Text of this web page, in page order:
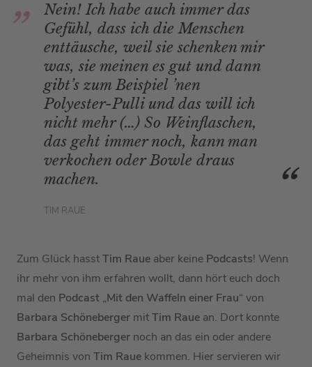
Nein! Ich habe auch immer das
Gefühl, dass ich die Menschen
enttäusche, weil sie schenken mir
was, sie meinen es gut und dann
gibt’s zum Beispiel ’nen
Polyester-Pulli und das will ich
nicht mehr (…) So Weinflaschen,
das geht immer noch, kann man
verkochen oder Bowle draus
machen.
TIM RAUE
Zum Glück hasstTim Raue aber keine Podcasts! Wenn
ihr mehr von ihm erfahren wollt, dann hört euch doch
mal den Podcast „Mit den Waffeln einer Frau“ von
Barbara Schöneberger mitTim Raue an. Dort konnte
Barbara Schöneberger noch an das ein oder andere
Geheimnis von Tim Raue kommen. Hier servieren wir